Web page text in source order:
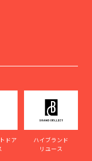
ドア
ハイブランド
リユース